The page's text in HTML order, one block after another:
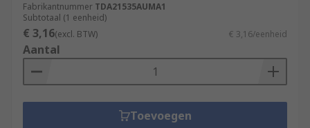
Fabrikantnummer TDA21535AUMA1
Subtotaal (1 eenheid)
€ 3,16(excl. BTW) € 3,16/eenheid
Aantal
Toevoegen